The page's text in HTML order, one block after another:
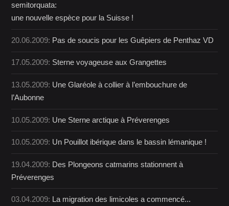
semitorquata:
une nouvelle espèce pour la Suisse !
20.06.2009: Pas de soucis pour les Guêpiers de Penthaz VD
17.05.2009: Sterne voyageuse aux Grangettes
13.05.2009: Une Glaréole à collier à l’embouchure de
l’Aubonne
10.05.2009: Une Sterne arctique à Préverenges
10.05.2009: Un Pouillot ibérique dans le bassin lémanique !
19.04.2009: Des Plongeons catmarins stationnent à
Préverenges
03.04.2009: La migration des limicoles a commencé...